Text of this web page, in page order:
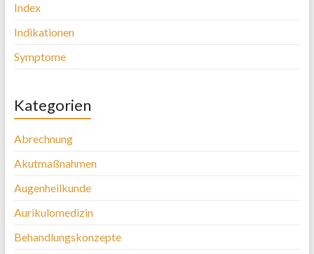
Index
Indikationen
Symptome
Kategorien
Abrechnung
Akutmaßnahmen
Augenheilkunde
Aurikulomedizin
Behandlungskonzepte